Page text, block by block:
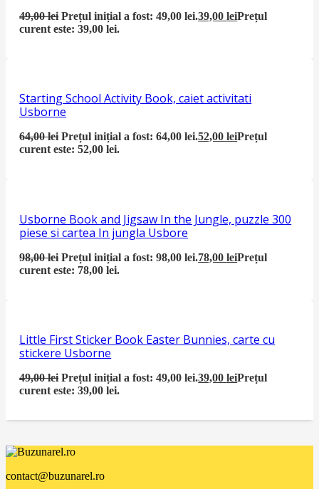
49,00lei Prețul inițial a fost: 49,00 lei.39,00leiPrețul
curent este: 39,00 lei.
Starting School Activity Book, caiet activitati
Usborne
64,00lei Prețul inițial a fost: 64,00 lei.52,00leiPrețul
curent este: 52,00 lei.
Usborne Book and Jigsaw In the Jungle, puzzle 300
piese si cartea In jungla Usbore
98,00lei Prețul inițial a fost: 98,00 lei.78,00leiPrețul
curent este: 78,00 lei.
Little First Sticker Book Easter Bunnies, carte cu
stickere Usborne
49,00lei Prețul inițial a fost: 49,00 lei.39,00leiPrețul
curent este: 39,00 lei.
contact@buzunarel.ro